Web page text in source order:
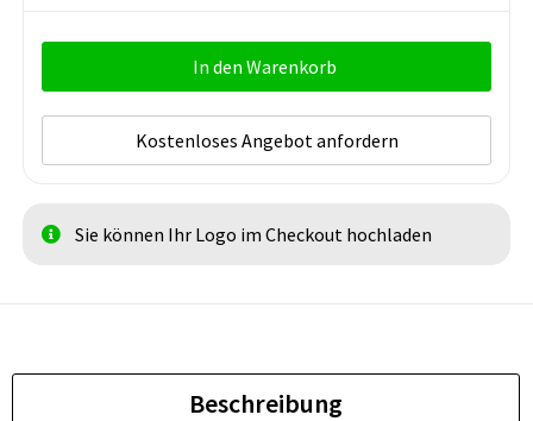
In den Warenkorb
Kostenloses Angebot anfordern
Sie können Ihr Logo im Checkout hochladen
Beschreibung